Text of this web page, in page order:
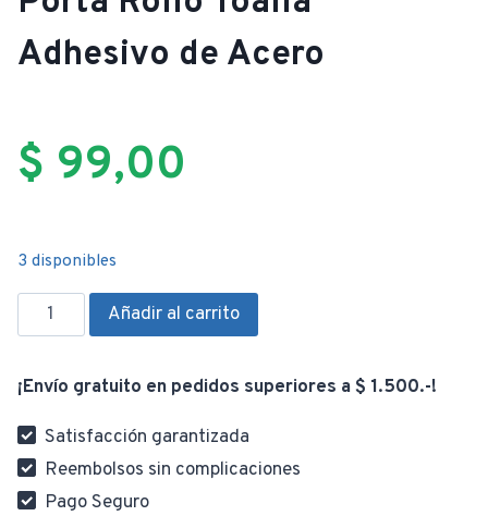
Adhesivo de Acero
$ 99,00
3 disponibles
Porta
Rollo
Adhesivo
de
Acero
cantidad
Añadir al carrito
¡Envío gratuito en pedidos superiores a $ 1.500.-!
Satisfacción garantizada
Reembolsos sin complicaciones
Pago Seguro